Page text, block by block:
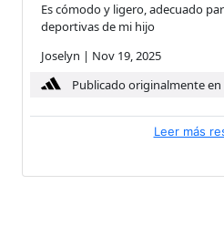
Es cómodo y ligero, adecuado
deportivas de mi hijo
Joselyn | Nov 19, 2025
Publicado originalmente
Leer más